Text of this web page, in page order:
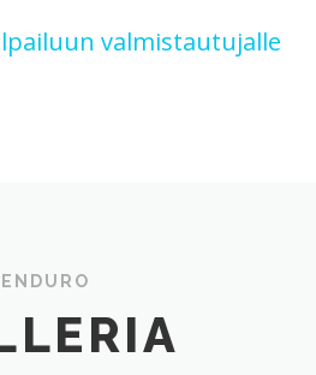
valmistautujalle
ENDURO